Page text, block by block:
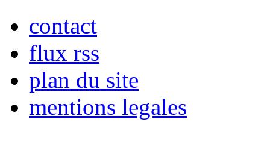
contact
flux rss
plan du site
mentions legales